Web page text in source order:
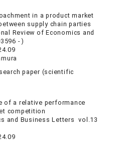
in a product market
supply chain parties
Review of Economics and
- )
paper (scientific
of a relative performance
competition
and Business Letters vol.13